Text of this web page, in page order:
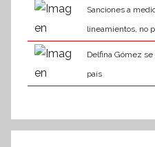
Sanciones a
lineamientos, no
Delfina Gómez
país